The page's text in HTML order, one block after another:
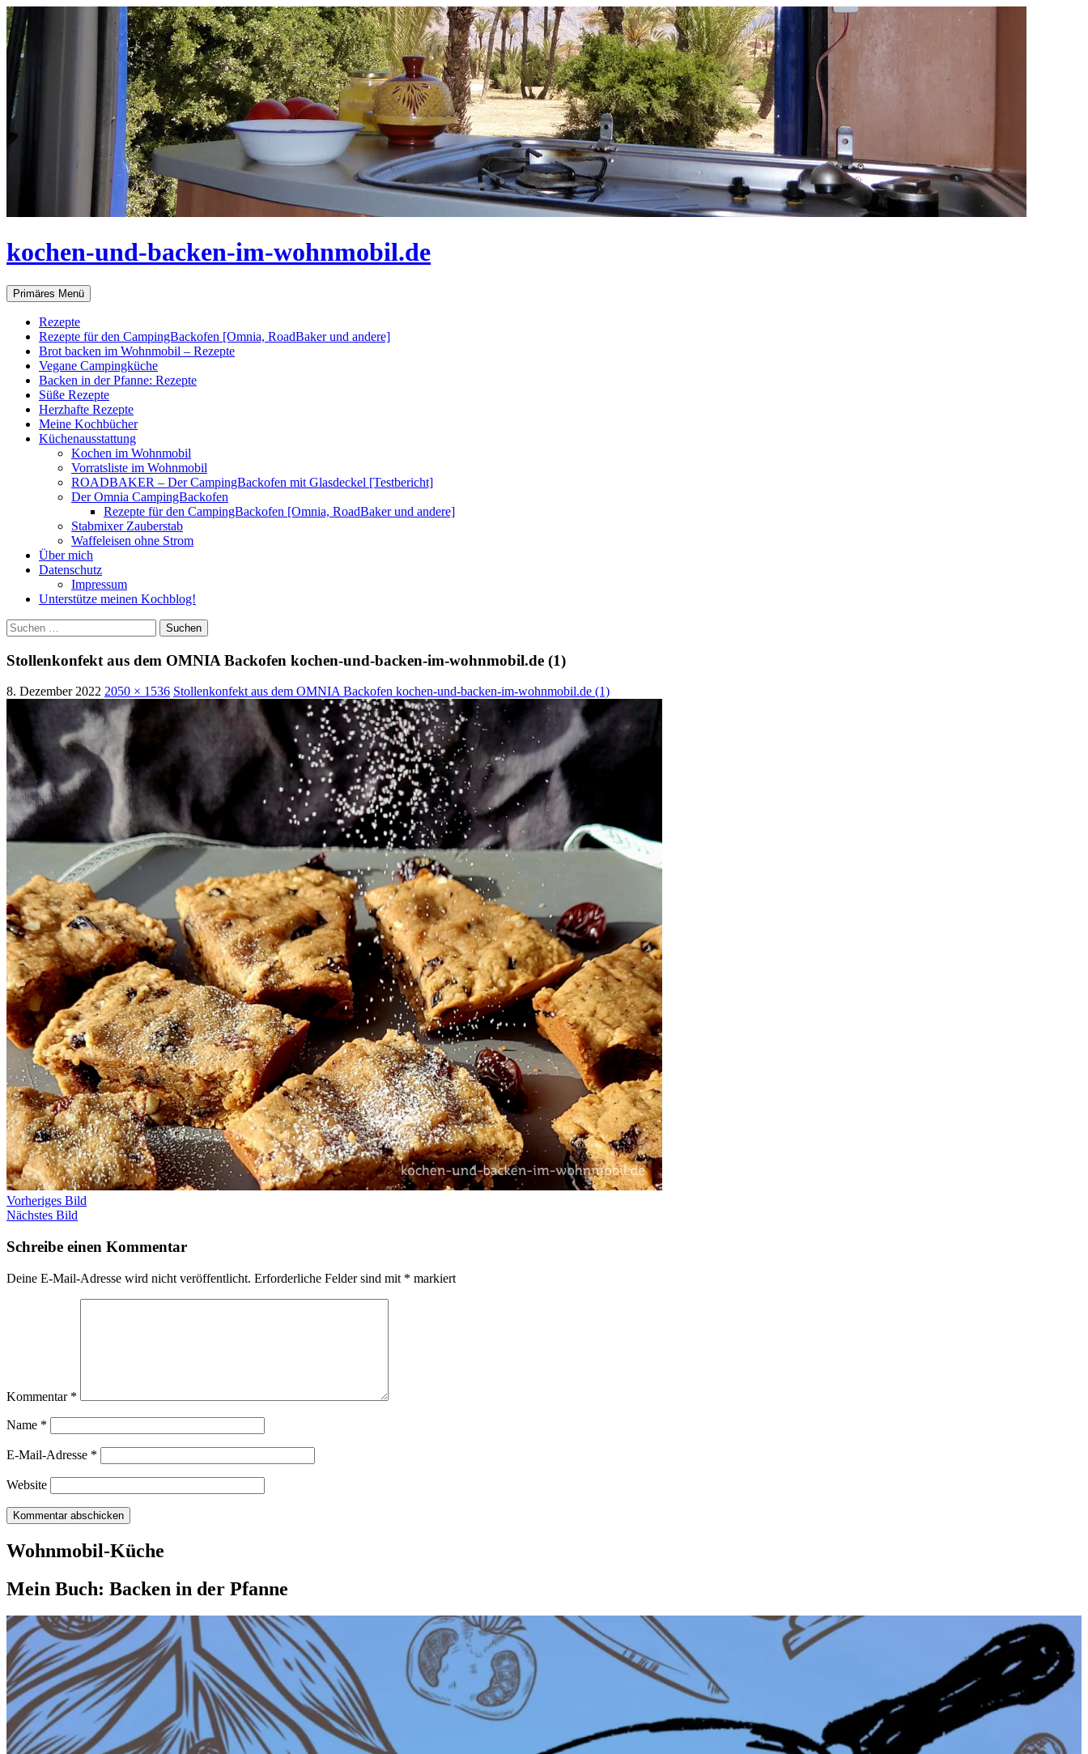
Zum
Inhalt
springen
kochen-und-backen-im-wohnmobil.de
Suchen
Primäres Menü
Rezepte
Rezepte für den CampingBackofen [Omnia, RoadBaker und andere]
Brot backen im Wohnmobil – Rezepte
Vegane Campingküche
Backen in der Pfanne: Rezepte
Süße Rezepte
Herzhafte Rezepte
Meine Kochbücher
Küchenausstattung
Kochen im Wohnmobil
Vorratsliste im Wohnmobil
ROADBAKER – Der CampingBackofen mit Glasdeckel [Testbericht]
Der Omnia CampingBackofen
Rezepte für den CampingBackofen [Omnia, RoadBaker und andere]
Stabmixer Zauberstab
Waffeleisen ohne Strom
Über mich
Datenschutz
Impressum
Unterstütze meinen Kochblog!
Suchen
nach:
Stollenkonfekt aus dem OMNIA Backofen kochen-und-backen-im-wohnmobil.de (1)
8. Dezember 2022 2050 × 1536 Stollenkonfekt aus dem OMNIA Backofen kochen-und-backen-im-wohnmobil.de (1)
Vorheriges Bild
Nächstes Bild
Schreibe einen Kommentar
Deine E-Mail-Adresse wird nicht veröffentlicht. Erforderliche Felder sind mit * markiert
Kommentar *
Name *
E-Mail-Adresse *
Website
Wohnmobil-Küche
Mein Buch: Backen in der Pfanne